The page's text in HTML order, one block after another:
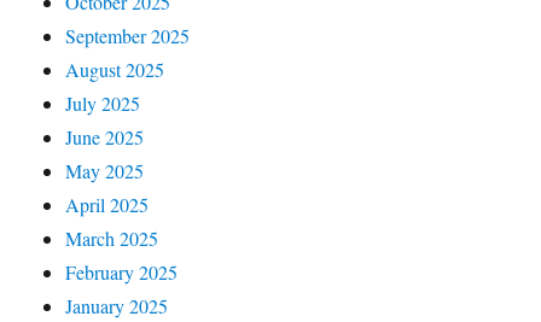
September 2025
August 2025
July 2025
June 2025
May 2025
April 2025
March 2025
February 2025
January 2025